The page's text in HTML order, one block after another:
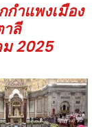
ำแพงเมือง
ลี
2025